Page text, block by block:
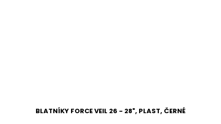
BLATNÍKY FORCE VEIL 26 - 28", PLAST, ČERNÉ